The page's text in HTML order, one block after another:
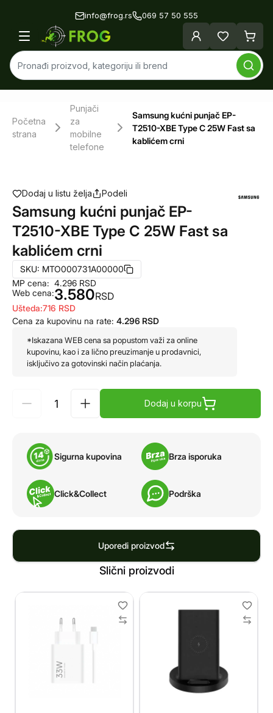
info@frog.rs 069 57 50 555
Početna
strana
Punjači
za
mobilne
telefone
Samsung kućni punjač EP-
T2510-XBE Type C 25W Fast sa
kablićem crni
Dodaj u listu želja Podeli
Samsung kućni punjač EP-
T2510-XBE Type C 25W Fast sa
kablićem crni
SKU: MTO000731A00000
MP cena:
Web cena:
4.296 RSD
3.580RSD
Ušteda:716 RSD
Cena za kupovinu na rate: 4.296 RSD
*Iskazana WEB cena sa popustom važi za online
kupovinu, kao i za lično preuzimanje u prodavnici,
isključivo za gotovinski način plaćanja.
Dodaj u korpu
Sigurna kupovina Brza isporuka
Click&Collect Podrška
Uporedi proizvod
Slični proizvodi